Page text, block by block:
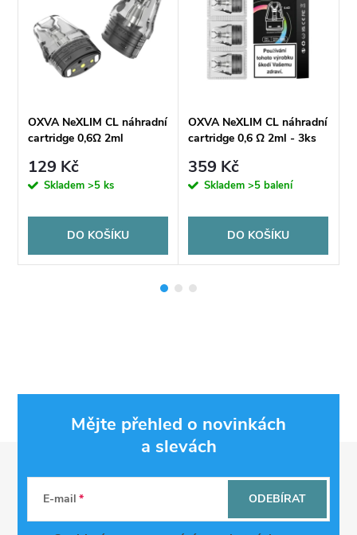
OXVA NeXLIM CL náhradní
cartridge 0,6Ω 2ml
129 Kč
Skladem>5 ks
DO KOŠÍKU
OXVA NeXLIM CL náhradní
cartridge 0,6 Ω 2ml - 3ks
359 Kč
Skladem>5 balení
DO KOŠÍKU
Mějte přehled o novinkách
a slevách
E-mail ODEBÍRAT